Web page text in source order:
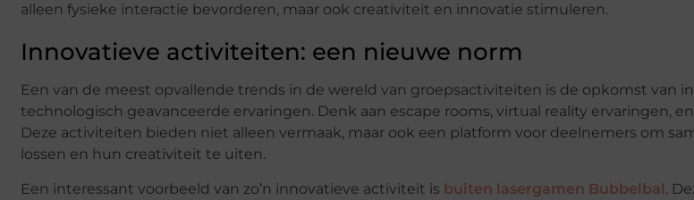
alleen fysieke interactie bevorderen, maar ook creativiteit en innovatie stimuleren.
Innovatieve activiteiten: een nieuwe norm
Een van de meest opvallende trends in de wereld van groepsactiviteiten is de opkomst van
technologisch geavanceerde ervaringen. Denk aan escape rooms, virtual reality ervaringen,
Deze activiteiten bieden niet alleen vermaak, maar ook een platform voor deelnemers om
lossen en hun creativiteit te uiten.
Een interessant voorbeeld van zo’n innovatieve activiteit is buiten lasergamen Bubbelbal.